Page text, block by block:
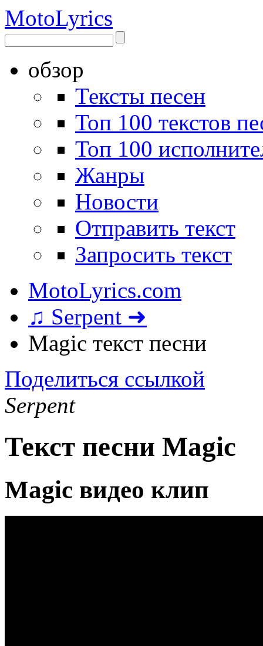
MotoLyrics
обзор
Тексты песен
Топ 100 текстов
Топ 100
Жанры
Новости
Отправить текст
Запросить текст
MotoLyrics.com
♫ Serpent ➜
Magic текст песни
Поделиться ссылкой
Serpent
Текст песни Magic
Magic видео клип